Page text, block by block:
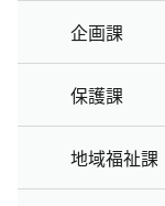
企画課
保護課
地域福祉課